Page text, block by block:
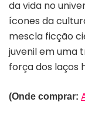
da vida no
ícones da
mescla ficção
juvenil em uma
força dos laços
(Onde comprar: